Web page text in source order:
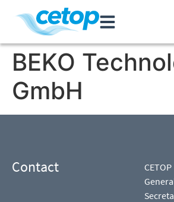
BEKO
GmbH
Contact
CETOP